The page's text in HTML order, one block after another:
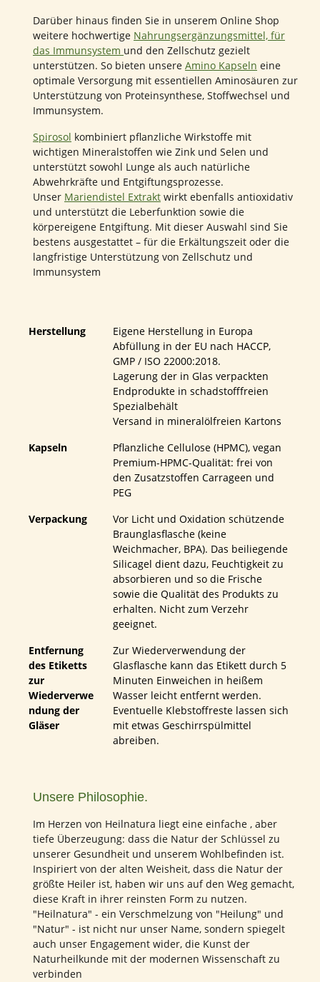
Darüber hinaus finden Sie in unserem Online Shop
weitere hochwertige Nahrungsergänzungsmittel, für
das Immunsystem und den Zellschutz gezielt
unterstützen. So bieten unsere Amino Kapseln eine
optimale Versorgung mit essentiellen Aminosäuren zur
Unterstützung von Proteinsynthese, Stoffwechsel und
Immunsystem.
Spirosol kombiniert pflanzliche Wirkstoffe mit
wichtigen Mineralstoffen wie Zink und Selen und
unterstützt sowohl Lunge als auch natürliche
Abwehrkräfte und Entgiftungsprozesse.
Unser Mariendistel Extrakt wirkt ebenfalls antioxidativ
und unterstützt die Leberfunktion sowie die
körpereigene Entgiftung. Mit dieser Auswahl sind Sie
bestens ausgestattet – für die Erkältungszeit oder die
langfristige Unterstützung von Zellschutz und
Immunsystem
Herstellung
Eigene Herstellung in Europa
Abfüllung in der EU nach HACCP,
GMP / ISO 22000:2018.
Lagerung der in Glas verpackten
Endprodukte in schadstofffreien
Spezialbehält
Versand in mineralölfreien Kartons
Kapseln
Pflanzliche Cellulose (HPMC), vegan
Premium-HPMC-Qualität: frei von
den Zusatzstoffen Carrageen und
PEG
Verpackung
Vor Licht und Oxidation schützende
Braunglasflasche (keine
Weichmacher, BPA). Das beiliegende
Silicagel dient dazu, Feuchtigkeit zu
absorbieren und so die Frische
sowie die Qualität des Produkts zu
erhalten. Nicht zum Verzehr
geeignet.
Entfernung
des Etiketts
zur
Wiederverwe
ndung der
Gläser
Zur Wiederverwendung der
Glasflasche kann das Etikett durch 5
Minuten Einweichen in heißem
Wasser leicht entfernt werden.
Eventuelle Klebstoffreste lassen sich
mit etwas Geschirrspülmittel
abreiben.
Unsere Philosophie.
Im Herzen von Heilnatura liegt eine einfache , aber
tiefe Überzeugung: dass die Natur der Schlüssel zu
unserer Gesundheit und unserem Wohlbefinden ist.
Inspiriert von der alten Weisheit, dass die Natur der
größte Heiler ist, haben wir uns auf den Weg gemacht,
diese Kraft in ihrer reinsten Form zu nutzen.
"Heilnatura" - ein Verschmelzung von "Heilung" und
"Natur" - ist nicht nur unser Name, sondern spiegelt
auch unser Engagement wider, die Kunst der
Naturheilkunde mit der modernen Wissenschaft zu
verbinden